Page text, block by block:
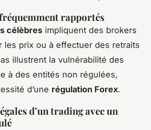
rapportés
célèbres impliquent des brokers
les prix ou à effectuer des retraits
illustrent la vulnérabilité des
à des entités non régulées,
d’une régulation Forex.
d’un trading avec un